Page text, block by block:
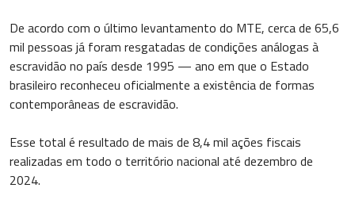
De acordo com o último levantamento do MTE, cerca de 65,6
mil pessoas já foram resgatadas de condições análogas à
escravidão no país desde 1995 — ano em que o Estado
brasileiro reconheceu oficialmente a existência de formas
contemporâneas de escravidão.
Esse total é resultado de mais de 8,4 mil ações fiscais
realizadas em todo o território nacional até dezembro de
2024.